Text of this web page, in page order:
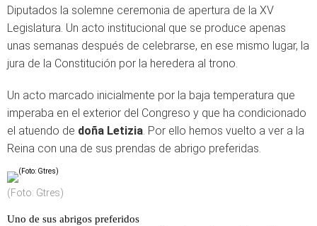
Diputados la solemne ceremonia de apertura de la XV
Legislatura. Un acto institucional que se produce apenas
unas semanas después de celebrarse, en ese mismo lugar, la
jura de la Constitución por la heredera al trono.
Un acto marcado inicialmente por la baja temperatura que
imperaba en el exterior del Congreso y que ha condicionado
el atuendo de doña Letizia . Por ello hemos vuelto a ver a la
Reina con una de sus prendas de abrigo preferidas.
(Foto: Gtres)
Uno de sus abrigos preferidos